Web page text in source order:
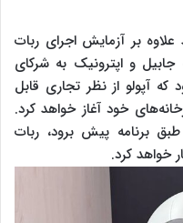
علاوه بر آزمایش اجرای ربات
و اپترونیک به شرکای
آپولو از نظر تجاری قابل
خود آغاز خواهد کرد.
برنامه پیش برود، ربات
خواهد کرد.